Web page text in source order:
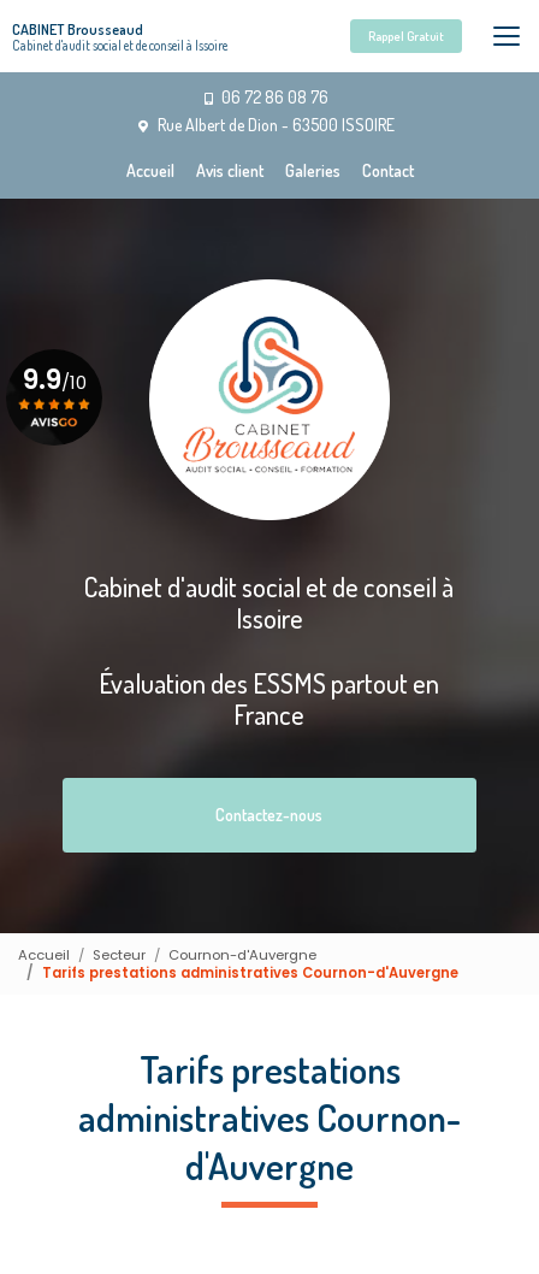
au
contenu
principal
06 72 86 08 76
Rue Albert de Dion - 63500 ISSOIRE
Accueil
Avis client Galeries Contact
CABINET Brousseaud
Cabinet d'audit social et de conseil à Issoire Rappel Gratuit
Cabinet d'audit social et de conseil à
Issoire
Évaluation des ESSMS partout en
France
Contactez-nous
9.9/10
Accueil Secteur
Cournon-d'Auvergne
Tarifs prestations administratives Cournon-d'Auvergne
Tarifs prestations
administratives Cournon-
d'Auvergne